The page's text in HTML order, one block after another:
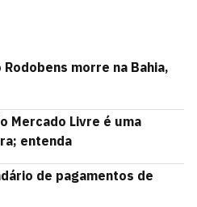
morre na Bahia,
Mercado Livre é uma
entenda
de pagamentos de